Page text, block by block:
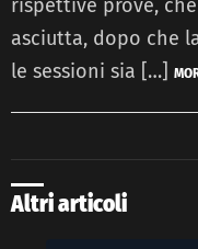
rispettive prove,
asciutta, dopo che
le sessioni sia […]
Altri articoli